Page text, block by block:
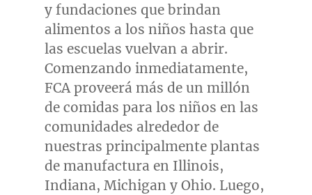
y fundaciones que brindan
alimentos a los niños hasta que
las escuelas vuelvan a abrir.
Comenzando inmediatamente,
FCA proveerá más de un millón
de comidas para los niños en las
comunidades alrededor de
nuestras principalmente plantas
de manufactura en Illinois,
Indiana, Michigan y Ohio. Luego,